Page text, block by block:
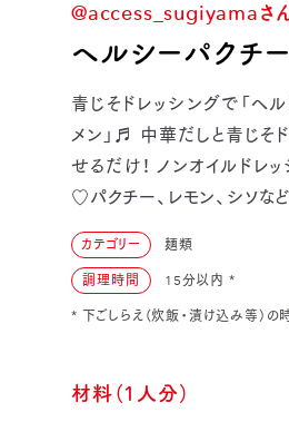
@access_sugiyamaさ
ヘルシーパクチ
青じそドレッシングで「ヘ
メン」♬ 中華だしと青じそ
せるだけ！ ノンオイルドレ
♡パクチー、レモン、シソな
カテゴリー 麺類
調理時間 15分以内 *
* 下ごしらえ（炊飯・漬け込み等）の
材料（1人分）